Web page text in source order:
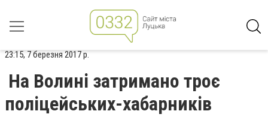
23:15, 7 березня 2017 р.
На Волині затримано троє
поліцейських-хабарників